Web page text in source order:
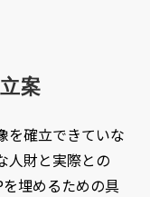
案
を確立できていな
人財と実際との
を埋めるための具